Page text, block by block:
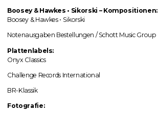
Boosey & Hawkes • Sikorski –Kompositionen:
Boosey & Hawkes • Sikorski
Notenausgaben Bestellungen / Schott Music Group
Plattenlabels:
Onyx Classics
Challenge Records International
BR-Klassik
Fotografie: